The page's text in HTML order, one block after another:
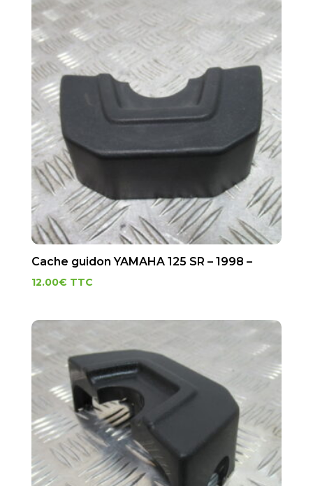
Cache guidon YAMAHA 125 SR – 1998 –
12.00€ TTC